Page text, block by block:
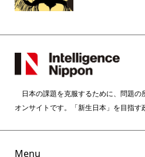
日本の課題を克服するために、問題の
オンサイトです。「新生日本」を目指す
Menu